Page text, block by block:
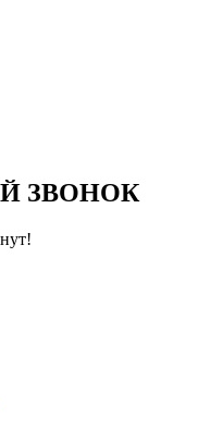
ЗВОНОК